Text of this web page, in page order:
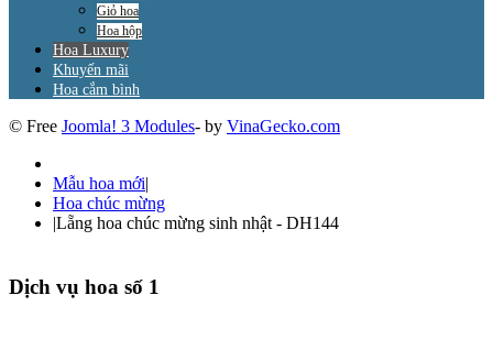
Giỏ hoa
Hoa hộp
Hoa Luxury
Khuyến mãi
Hoa cắm bình
© Free Joomla! 3 Modules- by VinaGecko.com
Mẫu hoa mới|
Hoa chúc mừng
|Lẵng hoa chúc mừng sinh nhật - DH144
Dịch vụ hoa số 1